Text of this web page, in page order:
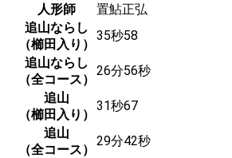
人形師
置鮎正弘
追山ならし
（櫛田入り）
35秒58
追山ならし
（全コース）
26分56秒
追山
（櫛田入り）
31秒67
追山
（全コース）
29分42秒